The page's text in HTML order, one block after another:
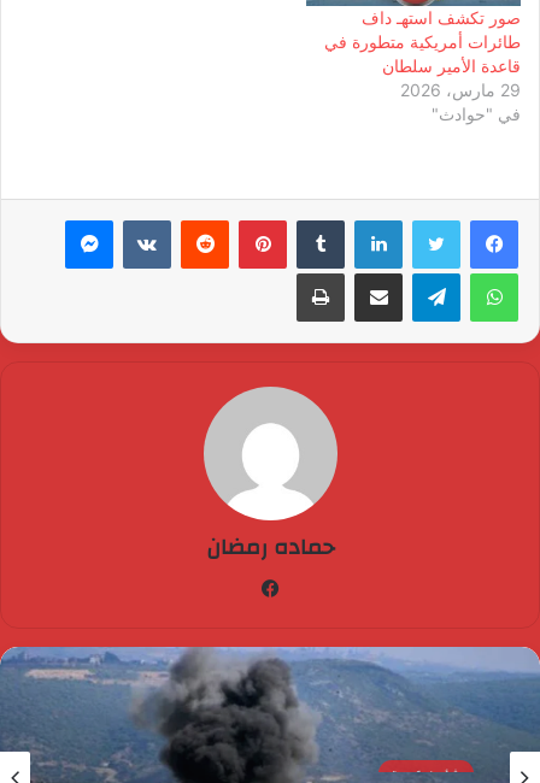
صور تكشف استهـ داف
طائرات أمريكية متطورة في
قاعدة الأمير سلطان
29 مارس، 2026
في "حوادث"
لينكدإن بينتيريست ماسنجر
واتساب تيلقرام مشاركة عبر البريد طباعة
حماده رمضان
شئون عربية